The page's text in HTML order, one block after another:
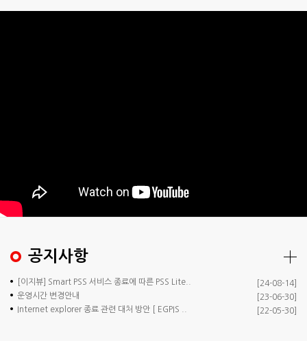
공지사항
[이지뷰] Smart PSS 서비스 종료에 따른 PSS Lite..
[24-08-14]
운영시간 변경안내
[23-06-30]
Internet explorer 종료 관련 대처 방안 [ EGPIS ..
[22-05-30]